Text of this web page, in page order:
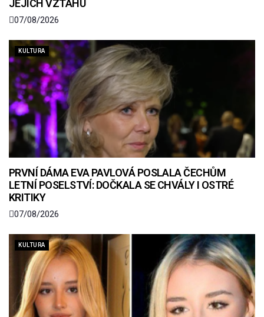
JEJICH VZTAHU
07/08/2026
KULTURA
PRVNÍ DÁMA EVA PAVLOVÁ POSLALA ČECHŮM
LETNÍ POSELSTVÍ: DOČKALA SE CHVÁLY I OSTRÉ
KRITIKY
07/08/2026
KULTURA